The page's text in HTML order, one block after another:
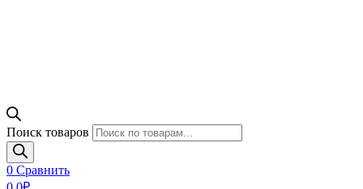
Поиск товаров
0 Сравнить